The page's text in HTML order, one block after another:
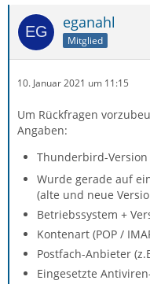
eganahl
Mitglied
10. Januar 2021 um 11:15
Um Rückfragen
Angaben:
Thunderbird-Version
Wurde gerade auf
(alte und neue
Betriebssystem +
Kontenart (POP /
Postfach-Anbieter
Eingesetzte